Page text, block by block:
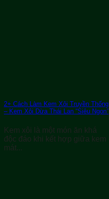
2+ Cách Làm Kem Xôi Truyền Thống
– Kem Xôi Dừa Thái Lan “Siêu Ngon”
Kem xôi là một món ăn khá
độc đáo khi kết hợp giữa kem
mát...